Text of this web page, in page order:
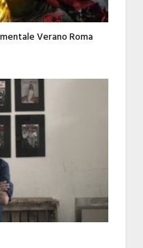
Verano Roma